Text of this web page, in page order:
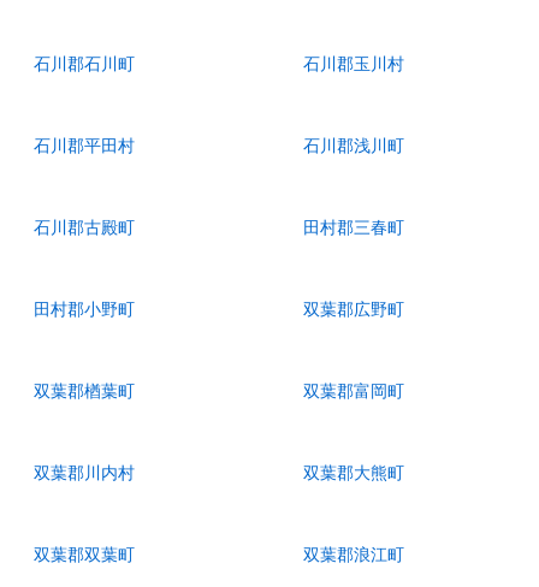
石川郡石川町 石川郡玉川村
石川郡平田村 石川郡浅川町
石川郡古殿町 田村郡三春町
田村郡小野町 双葉郡広野町
双葉郡楢葉町 双葉郡富岡町
双葉郡川内村 双葉郡大熊町
双葉郡双葉町 双葉郡浪江町